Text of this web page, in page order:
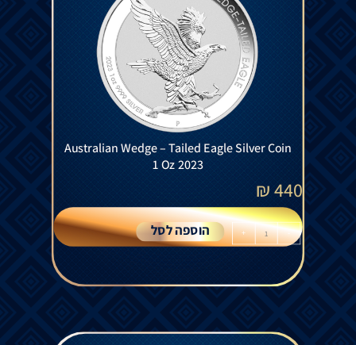
Australian Wedge – Tailed Eagle Silver Coin
1 Oz 2023
440
₪
-
+ הוספה לסל